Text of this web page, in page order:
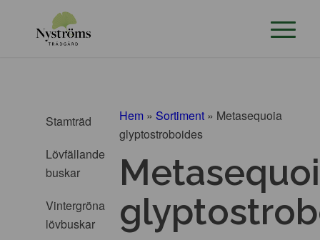
Stamträd
Lövfällande
buskar
Vintergröna
lövbuskar
Hem » Sortiment » Metasequoia
glyptostroboides